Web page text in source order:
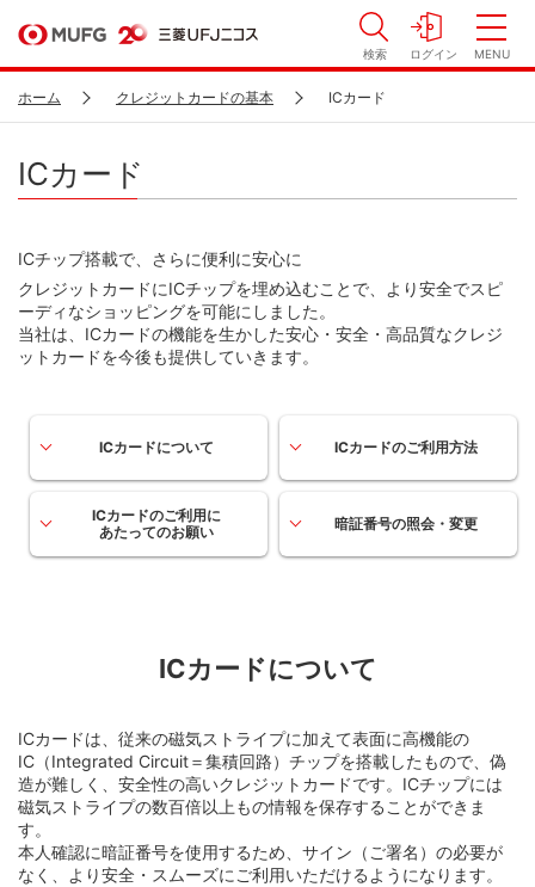
検索 ログイン MENU
ホーム クレジットカードの基本 ICカード
ICカード
ICチップ搭載で、さらに便利に安心に
クレジットカードにICチップを埋め込むことで、より安全でスピ
ーディなショッピングを可能にしました。
当社は、ICカードの機能を生かした安心・安全・高品質なクレジ
ットカードを今後も提供していきます。
ICカードについて ICカードのご利用方法
ICカードのご利用に
あたってのお願い
暗証番号の照会・変更
ICカードについて
ICカードは、従来の磁気ストライプに加えて表面に高機能の
IC（Integrated Circuit＝集積回路）チップを搭載したもので、偽
造が難しく、安全性の高いクレジットカードです。ICチップには
磁気ストライプの数百倍以上もの情報を保存することができま
す。
本人確認に暗証番号を使用するため、サイン（ご署名）の必要が
なく、より安全・スムーズにご利用いただけるようになります。